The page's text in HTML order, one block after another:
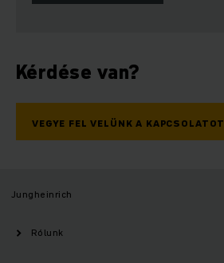
Kérdése van?
VEGYE FEL VELÜNK A KAPCSOLATOT
Jungheinrich
Rólunk